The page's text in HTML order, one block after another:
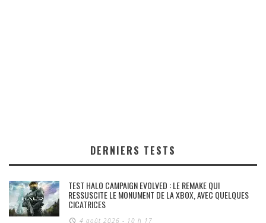
DERNIERS TESTS
TEST HALO CAMPAIGN EVOLVED : LE REMAKE QUI
RESSUSCITE LE MONUMENT DE LA XBOX, AVEC QUELQUES
CICATRICES
4 août 2026 - 10 h 17